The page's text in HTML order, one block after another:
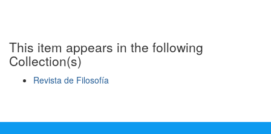
This item appears in the following
Collection(s)
Revista de Filosofía